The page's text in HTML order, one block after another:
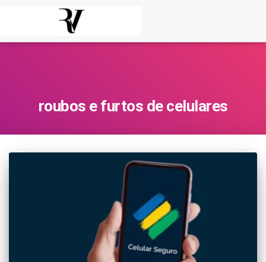
roubos e furtos de celulares